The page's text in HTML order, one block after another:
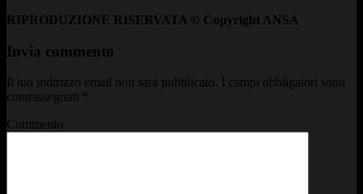
RIPRODUZIONE RISERVATA © Copyright ANSA
Invia commento
Il tuo indirizzo email non sarà pubblicato.
I campi obbligatori sono
contrassegnati
Commento